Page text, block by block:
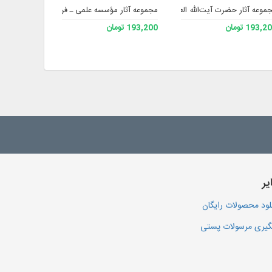
آثار حضرت آیت‌الله العظمی سید موسی شبیری زنجانی مد ظلّه العالی
تومان
مجموعه آثار مؤسسه علمی ـ فرهنگی دارالحدیث
193,200 تومان
محصولات رایگان
مرسولات پستی